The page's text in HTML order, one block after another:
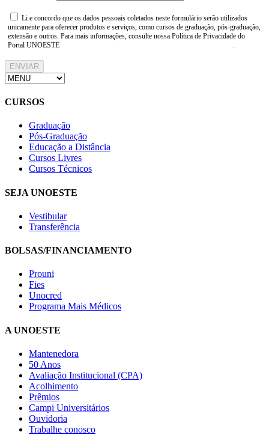
Li e concordo que os dados pessoais coletados neste formulário serão utilizados
unicamente para oferecer produtos e serviços, como cursos de graduação, pós-graduação,
extensão e outros. Para mais informações, consulte nossa Política de Privacidade do
Portal UNOESTE
.
ENVIAR
CURSOS
Graduação
Pós-Graduação
Educação a Distância
Cursos Livres
Cursos Técnicos
SEJA UNOESTE
Vestibular
Transferência
BOLSAS/FINANCIAMENTO
Prouni
Fies
Unocred
Programa Mais Médicos
A UNOESTE
Mantenedora
50 Anos
Avaliação Institucional (CPA)
Acolhimento
Prêmios
Campi Universitários
Ouvidoria
Trabalhe conosco